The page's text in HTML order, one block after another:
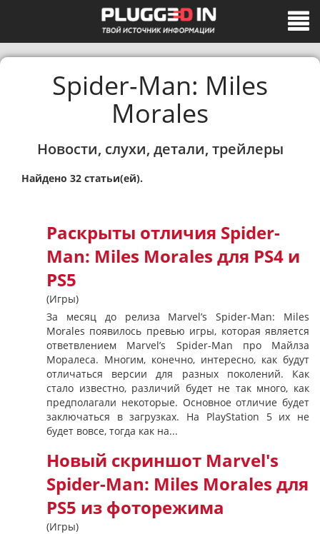
Spider-Man: Miles
Morales
Новости, слухи, детали, трейлеры
Найдено 32 статьи(ей).
Раскрыты отличия Spider-
Man: Miles Morales для PS4 и
PS5
(Игры)
За месяц до релиза Marvel’s Spider-Man: Miles
Morales появилось превью игры, которая является
ответвлением Marvel’s Spider-Man про Майлза
Моралеса. Многим, конечно, интересно, как будут
отличаться версии для разных поколений. Как
стало известно, различий будет не так много, как
предполагали некоторые. Основное отличие будет
заключаться в загрузках. На PlayStation 5 их не
будет вовсе, тогда как на...
Новый скриншот Marvel's
Spider-Man: Miles Morales для
PS5 из фоторежима
(Игры)